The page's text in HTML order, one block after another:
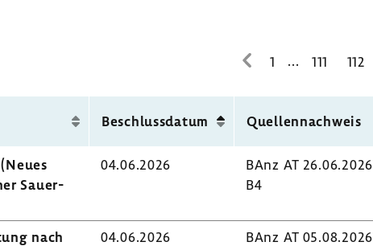
zur
Seite
1 ... 111 112
Beschluss­datum Quel­len­nach­weis
Sauer­
04.06.2026
BAnz AT 26.06.2026
B4
nach
04.06.2026
BAnz AT 05.08.2026